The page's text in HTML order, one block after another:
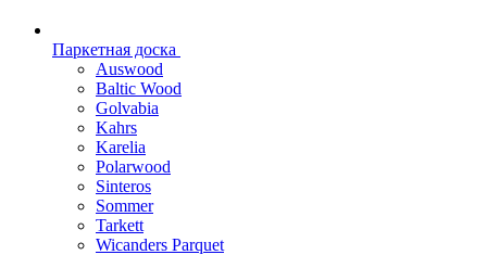
Паркетная доска
Auswood
Baltic Wood
Golvabia
Kahrs
Karelia
Polarwood
Sinteros
Sommer
Tarkett
Wicanders Parquet